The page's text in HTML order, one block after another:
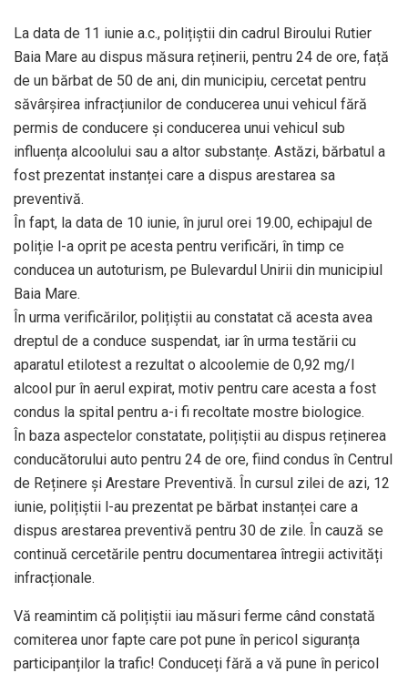
La data de 11 iunie a.c., polițiștii din cadrul Biroului Rutier
Baia Mare au dispus măsura reținerii, pentru 24 de ore, față
de un bărbat de 50 de ani, din municipiu, cercetat pentru
săvârșirea infracțiunilor de conducerea unui vehicul fără
permis de conducere și conducerea unui vehicul sub
influența alcoolului sau a altor substanțe. Astăzi, bărbatul a
fost prezentat instanței care a dispus arestarea sa
preventivă.
În fapt, la data de 10 iunie, în jurul orei 19.00, echipajul de
poliție l-a oprit pe acesta pentru verificări, în timp ce
conducea un autoturism, pe Bulevardul Unirii din municipiul
Baia Mare.
În urma verificărilor, polițiștii au constatat că acesta avea
dreptul de a conduce suspendat, iar în urma testării cu
aparatul etilotest a rezultat o alcoolemie de 0,92 mg/l
alcool pur în aerul expirat, motiv pentru care acesta a fost
condus la spital pentru a-i fi recoltate mostre biologice.
În baza aspectelor constatate, polițiștii au dispus reținerea
conducătorului auto pentru 24 de ore, fiind condus în Centrul
de Reținere și Arestare Preventivă. În cursul zilei de azi, 12
iunie, polițiștii l-au prezentat pe bărbat instanței care a
dispus arestarea preventivă pentru 30 de zile. În cauză se
continuă cercetările pentru documentarea întregii activități
infracționale.
Vă reamintim că polițiștii iau măsuri ferme când constată
comiterea unor fapte care pot pune în pericol siguranța
participanților la trafic! Conduceți fără a vă pune în pericol